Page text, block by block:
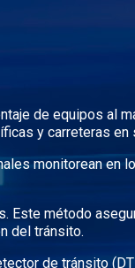
de equipos al
y carreteras en
monitorean en
Este método
del tránsito.
de tránsito